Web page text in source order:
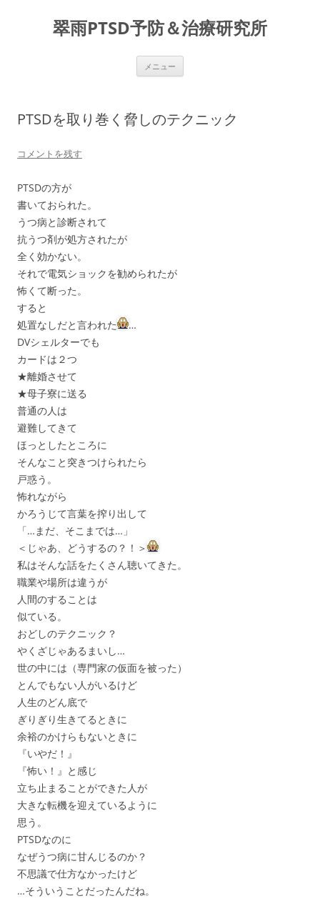
翠雨PTSD予防＆治療研究所
メニュー
PTSDを取り巻く脅しのテクニック
コメントを残す
PTSDの方が
書いておられた。
うつ病と診断されて
抗うつ剤が処方されたが
全く効かない。
それで電気ショックを勧められたが
怖くて断った。
すると
処置なしだと言われた
…
DVシェルターでも
カードは２つ
★離婚させて
★母子寮に送る
普通の人は
避難してきて
ほっとしたところに
そんなこと突きつけられたら
戸惑う。
怖れながら
かろうじて言葉を搾り出して
「…まだ、そこまでは…」
＜じゃあ、どうするの？！＞
私はそんな話をたくさん聴いてきた。
職業や場所は違うが
人間のすることは
似ている。
おどしのテクニック？
やくざじゃあるまいし…
世の中には（専門家の仮面を被った）
とんでもない人がいるけど
人生のどん底で
ぎりぎり生きてるときに
余裕のかけらもないときに
『いやだ！』
『怖い！』と感じ
立ち止まることができた人が
大きな転機を迎えているように
思う。
PTSDなのに
なぜうつ病に甘んじるのか？
不思議で仕方なかったけど
…そういうことだったんだね。